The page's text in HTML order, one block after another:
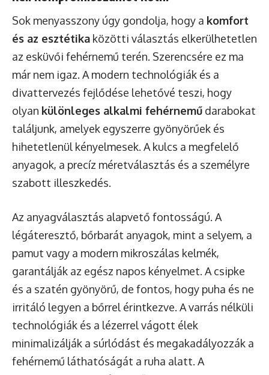
Sok menyasszony úgy gondolja, hogy a komfort
és az esztétika közötti választás elkerülhetetlen
az esküvői fehérnemű terén. Szerencsére ez ma
már nem igaz. A modern technológiák és a
divattervezés fejlődése lehetővé teszi, hogy
olyan különleges alkalmi fehérnemű darabokat
találjunk, amelyek egyszerre gyönyörűek és
hihetetlenül kényelmesek. A kulcs a megfelelő
anyagok, a precíz méretválasztás és a személyre
szabott illeszkedés.
Az anyagválasztás alapvető fontosságú. A
légáteresztő, bőrbarát anyagok, mint a selyem, a
pamut vagy a modern mikroszálas kelmék,
garantálják az egész napos kényelmet. A csipke
és a szatén gyönyörű, de fontos, hogy puha és ne
irritáló legyen a bőrrel érintkezve. A varrás nélküli
technológiák és a lézerrel vágott élek
minimalizálják a súrlódást és megakadályozzák a
fehérnemű láthatóságát a ruha alatt. A